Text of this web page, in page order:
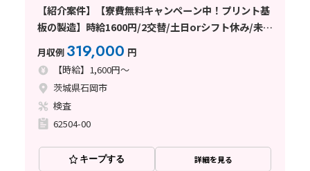
【紹介案件】【寮費無料キャンペーン中！プリント基
板の製造】時給1600円/2交替/土日orシフト休み/未経
験歓迎/月収31.9万円/20代〜40代前半の男女活躍中◎
月収例 319,000 円
【時給】1,600円～
茨城県石岡市
検査
62504-00
キープする 詳細を見る